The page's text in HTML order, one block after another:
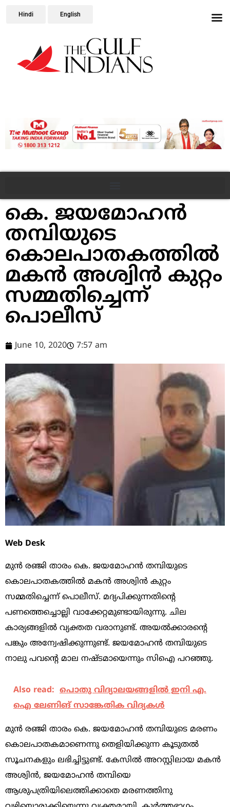
Hindi English
കെ. ജയമോഹന്‍
തമ്പിയുടെ
കൊലപാതകത്തില്‍
മകന്‍ അശ്വിന്‍ കുറ്റം
സമ്മതിച്ചെന്ന്
പൊലീസ്
June 10, 2020 7:57 am
Web Desk
മുന്‍ രഞ്ജി താരം കെ. ജയമോഹന്‍ തമ്പിയുടെ
കൊലപാതകത്തില്‍ മകന്‍ അശ്വിന്‍ കുറ്റം
സമ്മതിച്ചെന്ന് പൊലീസ്. മദ്യപിക്കുന്നതിന്‍റെ
പണത്തെച്ചൊല്ലി വാക്കേറ്റമുണ്ടായിരുന്നു. ചില
കാര്യങ്ങളില്‍ വ്യക്തത വരാനുണ്ട്. അയല്‍ക്കാരന്‍റെ
പങ്കും അന്വേഷിക്കുന്നുണ്ട്. ജയമോഹന്‍ തമ്പിയുടെ
നാലു പവന്‍റെ മാല നഷ്ടമായെന്നും സിഐ പറഞ്ഞു.
Also read: പൊ​തു വി​ദ്യാ​ല​യ​ങ്ങ​ളി​ൽ ഇ​നി എ.​
ഐ ലേ​ണി​ങ് സാ​ങ്കേ​തി​ക വി​ദ്യ​ക​ൾ
മുന്‍ രഞ്ജി താരം കെ. ജയമോഹന്‍ തമ്പിയുടെ മരണം
കൊലപാതകമാണെന്നു തെളിയിക്കുന്ന കൂടുതല്‍
സൂചനകളും ലഭിച്ചിട്ടുണ്ട്. കേസില്‍ അറസ്റ്റിലായ മകന്‍
അശ്വിന്‍, ജയമോഹന്‍ തമ്പിയെ
ആശുപത്രിയിലെത്തിക്കാതെ മരണത്തിനു